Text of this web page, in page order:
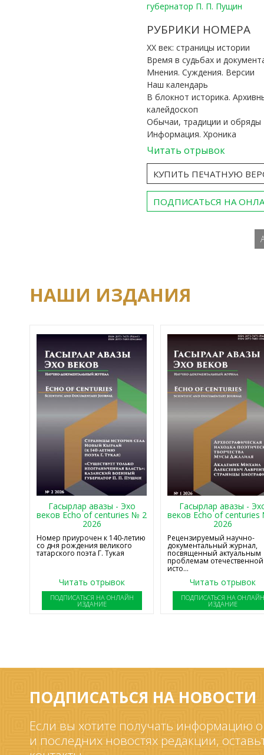
губернатор П. П. Пущин
РУБРИКИ НОМЕРА
ХХ век: страницы истории
Время в судьбах и
Мнения. Суждения. Версии
Наш календарь
В блокнот историка.
калейдоскоп
Обычаи, традиции и обряды
Информация. Хроника
Читать отрывок
КУПИТЬ ПЕЧАТНУЮ
ПОДПИСАТЬСЯ НА
НАШИ ИЗДАНИЯ
Гасырлар авазы - Эхо
веков Echo of centuries № 2
2026
Номер приурочен к 140-летию
со дня рождения великого
татарского поэта Г. Тукая
Читать отрывок
ПОДПИСАТЬСЯ НА ОНЛАЙН
ИЗДАНИЕ
Гасырлар авазы -
веков Echo of
2026
Рецензируемый научно-
документальный журнал,
посвященный актуальным
проблемам отечественной
исто...
Читать отрывок
ПОДПИСАТЬСЯ НА
ИЗДАНИЕ
ПОДПИСАТЬСЯ НА НОВОСТИ
Если вы хотите получать информацию
и последних новостях редакции,